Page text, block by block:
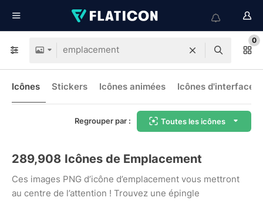
0
Icônes Stickers Icônes animées Icônes d'interface
Regrouper par : Toutes les icônes
289,908 Icônes de Emplacement
Ces images PNG d’icône d’emplacement vous mettront
au centre de l’attention ! Trouvez une épingle